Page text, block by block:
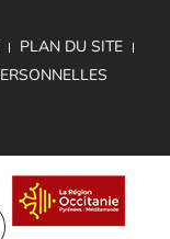
PLAN DU SITE